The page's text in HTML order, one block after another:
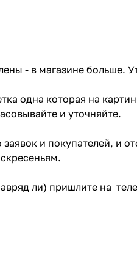
- в магазине больше.
одна которая на
и уточняйте.
и покупателей, и
ли) пришлите на